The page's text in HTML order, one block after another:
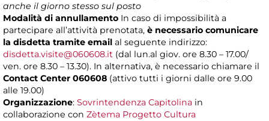
anche il giorno stesso sul posto
Modalità di annullamento In caso di impossibilità a
partecipare all’attività prenotata, è necessario comunicare
la disdetta tramite email al seguente indirizzo:
disdetta.visite@060608.it (dal lun.al giov. ore 8.30 – 17.00/
ven. ore 8.30 – 13.30). In alternativa, è necessario chiamare il
Contact Center 060608 (attivo tutti i giorni dalle ore 9.00
alle 19.00)
Organizzazione: Sovrintendenza Capitolina in
collaborazione con Zètema Progetto Cultura